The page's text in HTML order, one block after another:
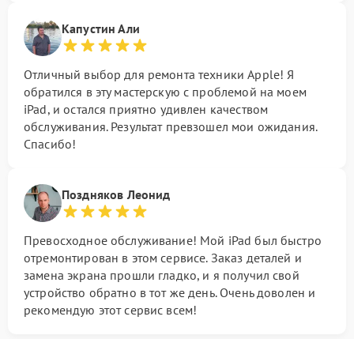
Капустин Али
Отличный выбор для ремонта техники Apple! Я
обратился в эту мастерскую с проблемой на моем
iPad, и остался приятно удивлен качеством
обслуживания. Результат превзошел мои ожидания.
Спасибо!
Поздняков Леонид
Превосходное обслуживание! Мой iPad был быстро
отремонтирован в этом сервисе. Заказ деталей и
замена экрана прошли гладко, и я получил свой
устройство обратно в тот же день. Очень доволен и
рекомендую этот сервис всем!